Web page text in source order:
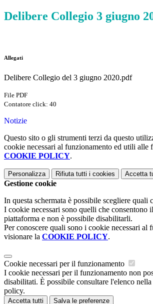
Delibere Collegio 3 giugno
Allegati
Delibere Collegio del 3 giugno 2020.pdf
File PDF
Contatore click: 40
Notizie
Questo sito o gli strumenti terzi da questo
cookie necessari al funzionamento ed utili alle
COOKIE POLICY.
Personalizza Rifiuta tutti i cookies Accetta
Gestione cookie
In questa schermata è possibile scegliere quali
I cookie necessari sono quelli che consentono
piattaforma e non è possibile disabilitarli.
Per conoscere quali sono i cookie necessari al
visionare la COOKIE POLICY.
Cookie necessari per il funzionamento
I cookie necessari per il funzionamento non
disabilitati. È possibile consultare l'elenco
policy.
Accetta tutti Salva le preferenze